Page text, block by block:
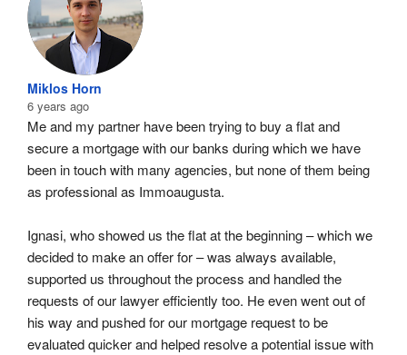
Miklos Horn
6 years ago
Me and my partner have been trying to buy a flat and
secure a mortgage with our banks during which we have
been in touch with many agencies, but none of them being
as professional as Immoaugusta.
Ignasi, who showed us the flat at the beginning – which we
decided to make an offer for – was always available,
supported us throughout the process and handled the
requests of our lawyer efficiently too. He even went out of
his way and pushed for our mortgage request to be
evaluated quicker and helped resolve a potential issue with